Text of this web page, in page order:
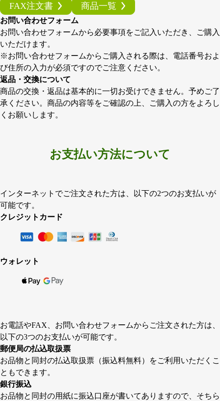
FAX注文書 商品一覧
お問い合わせフォーム
お問い合わせフォームから必要事項をご記入いただき、ご購入
いただけます。
※お問い合わせフォームからご購入される際は、電話番号およ
び住所の入力が必須ですのでご注意ください。
返品・交換について
商品の交換・返品は基本的に一切お受けできません。予めご了
承ください。商品の内容等をご確認の上、ご購入の方をよろし
くお願いします。
お支払い方法について
インターネットでご注文された方は、以下の2つのお支払いが
可能です。
クレジットカード
ウォレット
お電話やFAX、お問い合わせフォームからご注文された方は、
以下の3つのお支払いが可能です。
郵便局の払込取扱票
お品物と同封の払込取扱票（振込料無料）をご利用いただくこ
ともできます。
銀行振込
お品物と同封の用紙に振込口座が書いてありますので、そちら